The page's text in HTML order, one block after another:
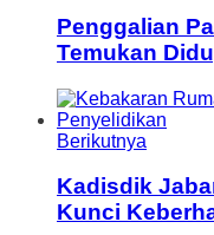
Penggalian
Temukan
Berikutnya
Kadisdik
Kunci